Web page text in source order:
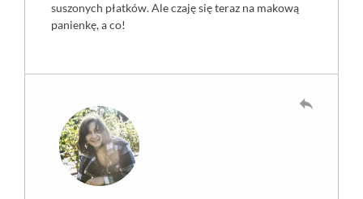
suszonych płatków. Ale czaję się teraz na makową
panienkę, a co!
reply